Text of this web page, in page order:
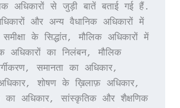
अधिकारों से जुड़ी बातें बताई गई हैं.
और अन्य वैधानिक अधिकारों में
के सिद्धांत, मौलिक अधिकारों में
अधिकारों का निलंबन, मौलिक
समानता का अधिकार,
शोषण के ख़िलाफ़ अधिकार,
का अधिकार, सांस्कृतिक और शैक्षणिक